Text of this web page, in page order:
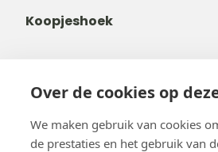
Over de cookies op
We maken gebruik van cookies
de prestaties en het gebruik van
Koopjeshoek
+31 40